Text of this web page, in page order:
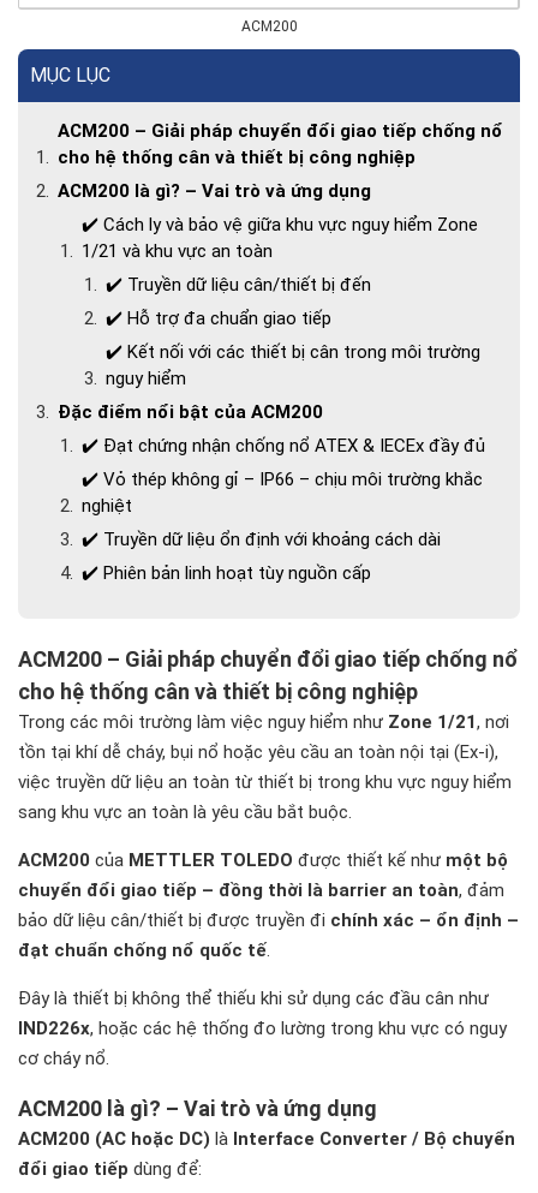
ACM200
MỤC LỤC
ACM200 – Giải pháp chuyển đổi giao tiếp chống nổ
cho hệ thống cân và thiết bị công nghiệp
ACM200 là gì? – Vai trò và ứng dụng
✔️ Cách ly và bảo vệ giữa khu vực nguy hiểm Zone
1/21 và khu vực an toàn
✔️ Truyền dữ liệu cân/thiết bị đến
✔️ Hỗ trợ đa chuẩn giao tiếp
✔️ Kết nối với các thiết bị cân trong môi trường
nguy hiểm
Đặc điểm nổi bật của ACM200
✔️ Đạt chứng nhận chống nổ ATEX & IECEx đầy đủ
✔️ Vỏ thép không gỉ – IP66 – chịu môi trường khắc
nghiệt
✔️ Truyền dữ liệu ổn định với khoảng cách dài
✔️ Phiên bản linh hoạt tùy nguồn cấp
Thông số kỹ thuật ACM200 (Tóm tắt)
Ứng dụng ACM200 trong công nghiệp
Vì sao doanh nghiệp nên chọn ACM200?
✔ Giải pháp chống nổ hoàn chỉnh từ METTLER
TOLEDO
✔ Tối ưu truyền thông công nghiệp
✔ Độ bền >10 năm – hoạt động ổn định
✔ Được sử dụng tại hàng ngàn nhà máy toàn cầu
Kết luận
📞 Liên hệ tư vấn & báo giá ACM200
ACM200 – Giải pháp chuyển đổi giao tiếp chống nổ
cho hệ thống cân và thiết bị công nghiệp
Trong các môi trường làm việc nguy hiểm như Zone 1/21, nơi
tồn tại khí dễ cháy, bụi nổ hoặc yêu cầu an toàn nội tại (Ex-i),
việc truyền dữ liệu an toàn từ thiết bị trong khu vực nguy hiểm
sang khu vực an toàn là yêu cầu bắt buộc.
ACM200 của METTLER TOLEDO được thiết kế như một bộ
chuyển đổi giao tiếp – đồng thời là barrier an toàn, đảm
bảo dữ liệu cân/thiết bị được truyền đi chính xác – ổn định –
đạt chuẩn chống nổ quốc tế.
Đây là thiết bị không thể thiếu khi sử dụng các đầu cân như
IND226x, hoặc các hệ thống đo lường trong khu vực có nguy
cơ cháy nổ.
ACM200 là gì? – Vai trò và ứng dụng
ACM200 (AC hoặc DC) là Interface Converter / Bộ chuyển
đổi giao tiếp dùng để: